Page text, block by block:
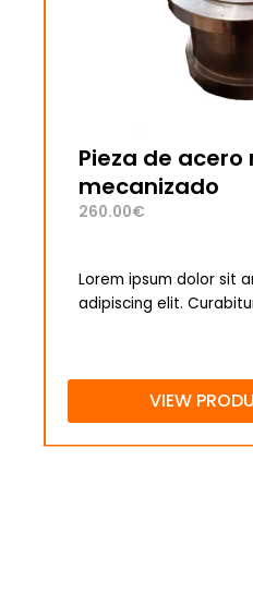
Pieza de acero
mecanizado
260.00€
Lorem ipsum dolor sit
adipiscing elit.
VIEW